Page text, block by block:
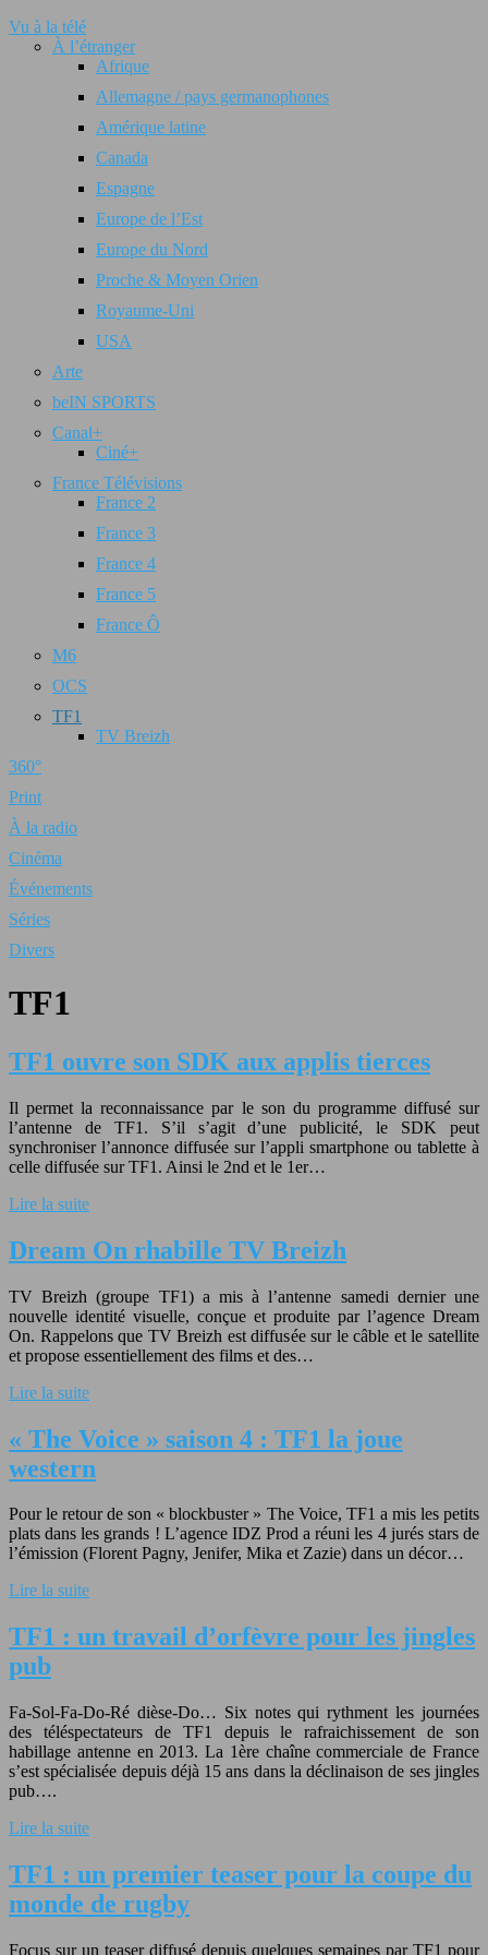
Vu à la télé
À l’étranger
Afrique
Allemagne / pays germanophones
Amérique latine
Canada
Espagne
Europe de l’Est
Europe du Nord
Proche & Moyen Orien
Royaume-Uni
USA
Arte
beIN SPORTS
Canal+
Ciné+
France Télévisions
France 2
France 3
France 4
France 5
France Ô
M6
OCS
TF1
TV Breizh
360°
Print
À la radio
Cinéma
Événements
Séries
Divers
TF1
TF1 ouvre son SDK aux applis tierces
Il permet la reconnaissance par le son du programme diffusé sur
l’antenne de TF1. S’il s’agit d’une publicité, le SDK peut
synchroniser l’annonce diffusée sur l’appli smartphone ou tablette à
celle diffusée sur TF1. Ainsi le 2nd et le 1er…
Lire la suite
Dream On rhabille TV Breizh
TV Breizh (groupe TF1) a mis à l’antenne samedi dernier une
nouvelle identité visuelle, conçue et produite par l’agence Dream
On. Rappelons que TV Breizh est diffusée sur le câble et le satellite
et propose essentiellement des films et des…
Lire la suite
« The Voice » saison 4 : TF1 la joue
western
Pour le retour de son « blockbuster » The Voice, TF1 a mis les petits
plats dans les grands ! L’agence IDZ Prod a réuni les 4 jurés stars de
l’émission (Florent Pagny, Jenifer, Mika et Zazie) dans un décor…
Lire la suite
TF1 : un travail d’orfèvre pour les jingles
pub
Fa-Sol-Fa-Do-Ré dièse-Do… Six notes qui rythment les journées
des téléspectateurs de TF1 depuis le rafraichissement de son
habillage antenne en 2013. La 1ère chaîne commerciale de France
s’est spécialisée depuis déjà 15 ans dans la déclinaison de ses jingles
pub….
Lire la suite
TF1 : un premier teaser pour la coupe du
monde de rugby
Focus sur un teaser diffusé depuis quelques semaines par TF1 pour